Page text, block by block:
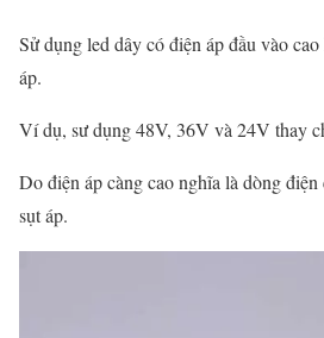
Sử dụng led dây có điện áp đầu vào
áp.
Ví dụ, sư dụng 48V, 36V và 24V thay
Do điện áp càng cao nghĩa là dòng
sụt áp.